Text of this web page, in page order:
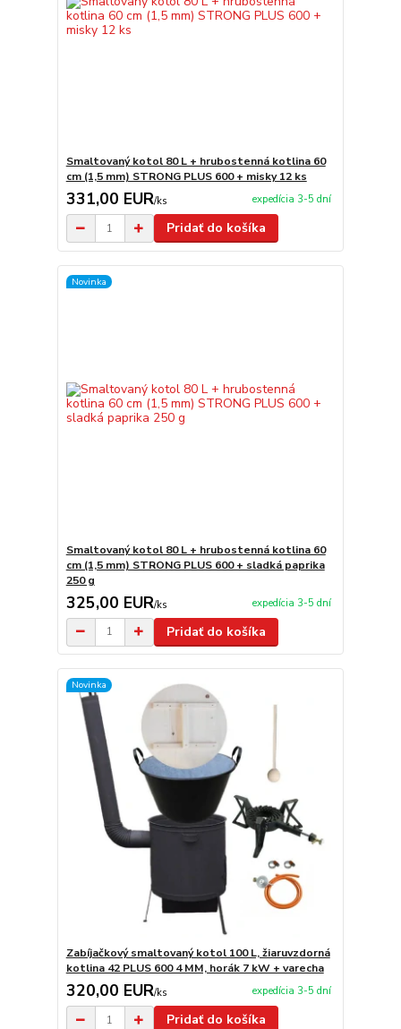
Smaltovaný kotol 80 L + hrubostenná kotlina 60
cm (1,5 mm) STRONG PLUS 600 + misky 12 ks
331,00 EUR/ks expedícia 3-5 dní
Pridať do košíka
Novinka
Smaltovaný kotol 80 L + hrubostenná kotlina 60
cm (1,5 mm) STRONG PLUS 600 + sladká paprika
250 g
325,00 EUR/ks expedícia 3-5 dní
Pridať do košíka
Novinka
Zabíjačkový smaltovaný kotol 100 L, žiaruvzdorná
kotlina 42 PLUS 600 4 MM, horák 7 kW + varecha
320,00 EUR/ks expedícia 3-5 dní
Pridať do košíka